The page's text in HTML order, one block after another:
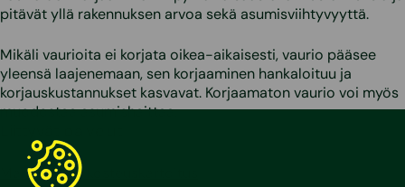
pitävät yllä rakennuksen arvoa sekä asumisviihtyvyyttä.
Mikäli vaurioita ei korjata oikea-aikaisesti, vaurio pääsee
yleensä laajenemaan, sen korjaaminen hankaloituu ja
korjauskustannukset kasvavat. Korjaamaton vaurio voi myös
muodostaa asumishaittaa.
Märkätilojen kosteuskartoitus